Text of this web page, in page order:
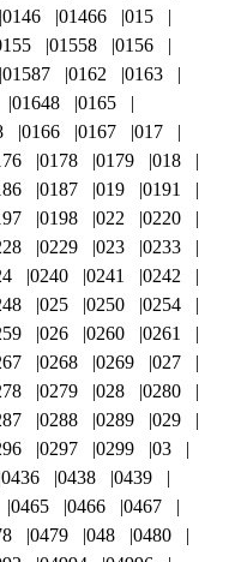
0146 01466
015
01558
0156
01587 0162
0163
01648
0165
0166 0167
017
0178 0179
018
0187 019
0191
0198 022
0220
0229 023
0233
0240 0241
0242
025 0250
0254
026 0260
0261
0268 0269
027
0279 028
0280
0288 0289
029
0297 0299
03
0436 0438
0439
0465 0466
0467
0479 048
0480